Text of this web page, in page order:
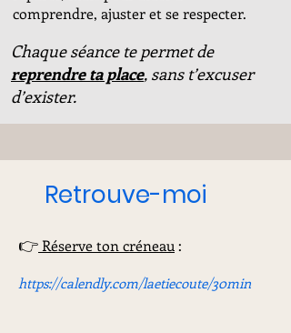
comprendre, ajuster et se respecter.
Chaque séance te permet de
reprendre ta place, sans t’excuser
d’exister.
Retrouve-moi
👉 Réserve ton créneau :
https://calendly.com/laetiecoute/30min